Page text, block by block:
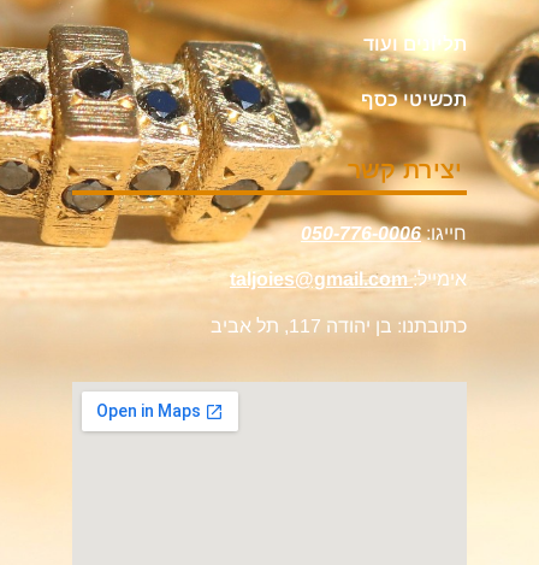
תליונים ועוד
תכשיטי כסף
יצירת קשר
חייגו:050-776-0006
אימייל: taljoies@gmail.com
כתובתנו: בן יהודה 117, תל אביב